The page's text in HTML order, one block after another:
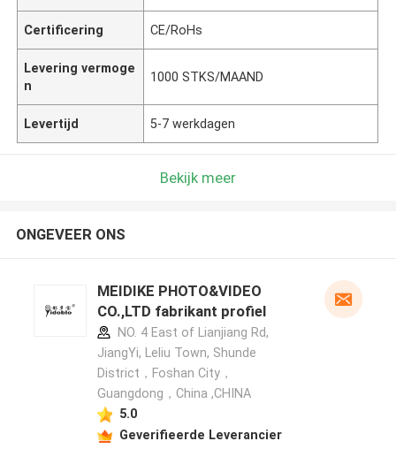
Certificering CE/RoHs
Levering vermoge
n
1000 STKS/MAAND
Levertijd 5-7 werkdagen
Bekijk meer
ONGEVEER ONS
MEIDIKE PHOTO&VIDEO
CO.,LTD fabrikant profiel
NO. 4 East of Lianjiang Rd,
JiangYi, Leliu Town, Shunde
District，Foshan City，
Guangdong，China ,CHINA
5.0
Geverifieerde Leverancier